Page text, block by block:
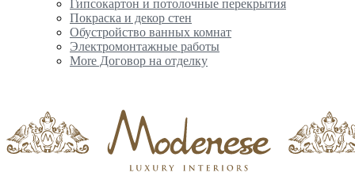
Гипсокартон и потолочные перекрытия
Покраска и декор стен
Обустройство ванных комнат
Электромонтажные работы
More Договор на отделку